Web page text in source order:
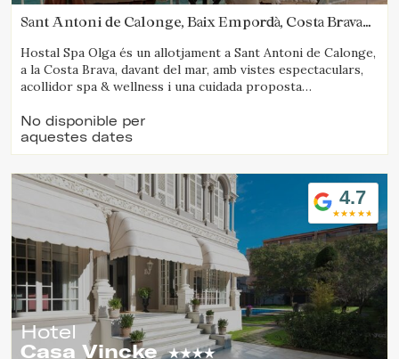
Sant Antoni de Calonge, Baix Empordà, Costa Brava
Hostal Spa Olga és un allotjament a Sant Antoni de Calonge,
a la Costa Brava, davant del mar, amb vistes espectaculars,
acollidor spa & wellness i una cuidada proposta
No disponible per
aquestes dates
4.7
Hotel
Casa Vincke